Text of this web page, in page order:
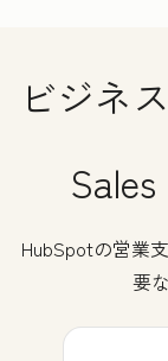
ビジネ
HubSpotの営業
要